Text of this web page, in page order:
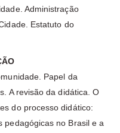
Administração
Estatuto do
Papel da
A revisão da didática. O
do processo didático:
pedagógicas no Brasil e a